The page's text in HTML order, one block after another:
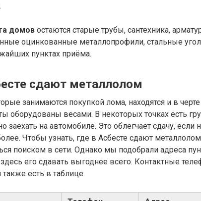
домов остаются старые трубы, сантехника,
оцинкованные металлопрофили, стальные
пунктах приёма.
сдают металлолом
занимаются покупкой лома, находятся и в черте
оборудованы весами. В некоторых точках есть
заехать на автомобиле. Это облегчает сдачу, если
Чтобы узнать, где в Асбесте сдают
поиском в сети. Однако мы подобрали адреса
его сдавать выгоднее всего. Контактные
есть в таблице.